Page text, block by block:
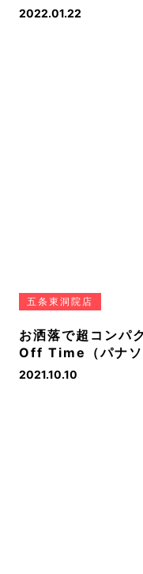
2022.01.22
五条東洞院店
お洒落で超コンパ
Off Time（パナ
2021.10.10